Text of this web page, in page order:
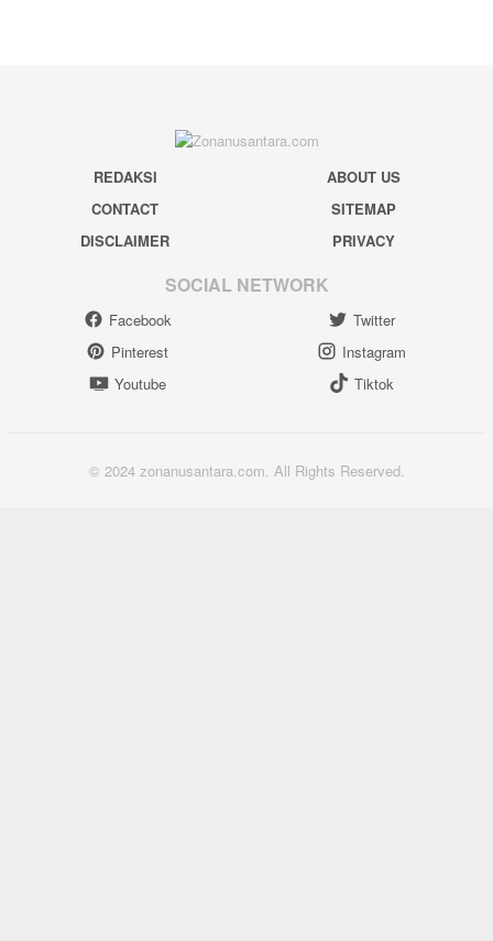
REDAKSI
ABOUT US
CONTACT
SITEMAP
DISCLAIMER
PRIVACY
SOCIAL NETWORK
Facebook
Twitter
Pinterest
Instagram
Youtube
Tiktok
© 2024 zonanusantara.com. All Rights Reserved.